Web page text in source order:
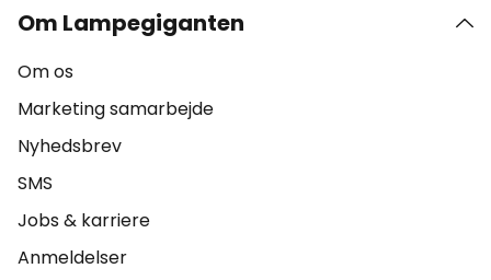
Om Lampegiganten
Om os
Marketing samarbejde
Nyhedsbrev
SMS
Jobs & karriere
Anmeldelser